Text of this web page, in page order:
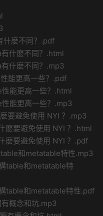
什麽不同？.pdf
什麽不同？.html
什麽不同？.mp3
能更高一些？.pdf
能更高一些？.html
能更高一些？.mp3
要避免使用 NYI ？.mp3
麽要避免使用 NYI ？.html
麽要避免使用 NYI ？.pdf
table和metatable特性.mp3
table和metatable特
table和metatable特性.pdf
概念和坑.mp3